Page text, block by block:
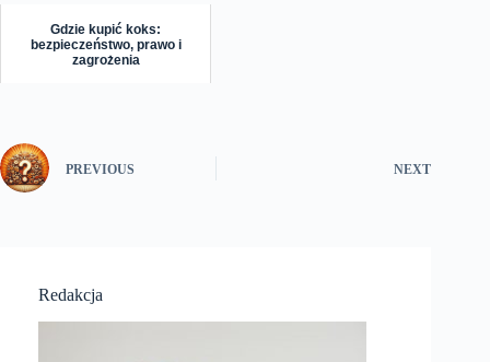
Gdzie kupić koks:
bezpieczeństwo, prawo i
zagrożenia
PREVIOUS NEXT
Redakcja